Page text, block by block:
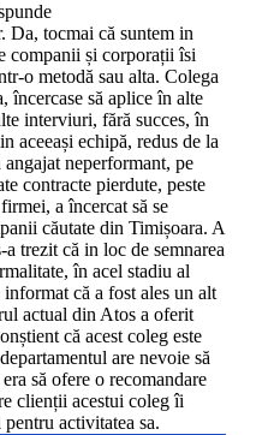
Da, tocmai că suntem in
companii și corporații îsi
o metodă sau alta. Colega
încercase să aplice în alte
interviuri, fără succes, în
aceeași echipă, redus de la
neperformant, pe
contracte pierdute, peste
a încercat să se
căutate din Timișoara. A
trezit că in loc de semnarea
în acel stadiu al
că a fost ales un alt
actual din Atos a oferit
că acest coleg este
are nevoie să
să ofere o recomandare
clienții acestui coleg îi
activitatea sa.